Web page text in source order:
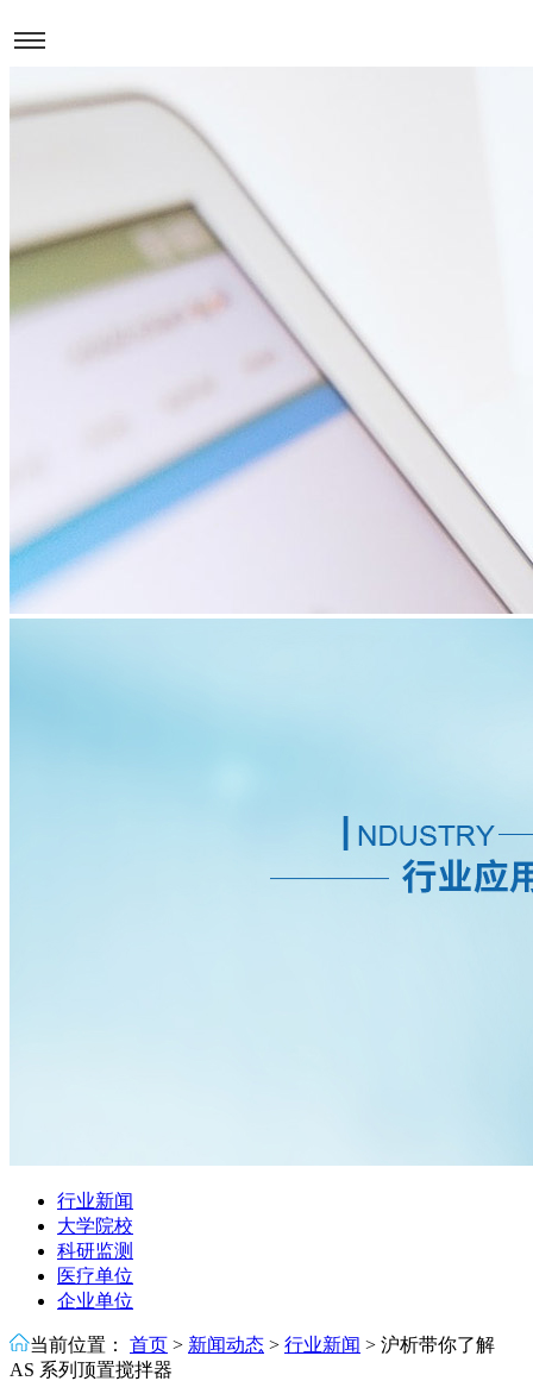
行业新闻
大学院校
科研监测
医疗单位
企业单位
当前位置： 首页 > 新闻动态 > 行业新闻 > 沪析带你了解
AS 系列顶置搅拌器